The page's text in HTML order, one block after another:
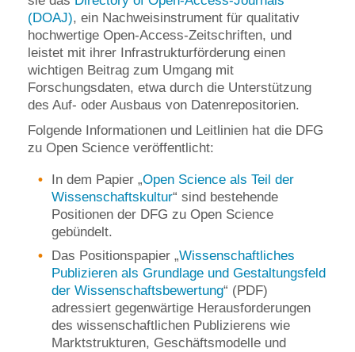
(DOAJ), ein Nachweisinstrument für qualitativ
hochwertige Open-Access-Zeitschriften, und
leistet mit ihrer Infrastrukturförderung einen
wichtigen Beitrag zum Umgang mit
Forschungsdaten, etwa durch die Unterstützung
des Auf- oder Ausbaus von Datenrepositorien.
Folgende Informationen und Leitlinien hat die DFG
zu Open Science veröffentlicht:
In dem Papier „Open Science als Teil der
Wissenschaftskultur“ sind bestehende
Positionen der DFG zu Open Science
gebündelt.
Das Positionspapier „Wissenschaftliches
Publizieren als Grundlage und Gestaltungsfeld
der Wissenschaftsbewertung“ (PDF)
adressiert gegenwärtige Herausforderungen
des wissenschaftlichen Publizierens wie
Marktstrukturen, Geschäftsmodelle und